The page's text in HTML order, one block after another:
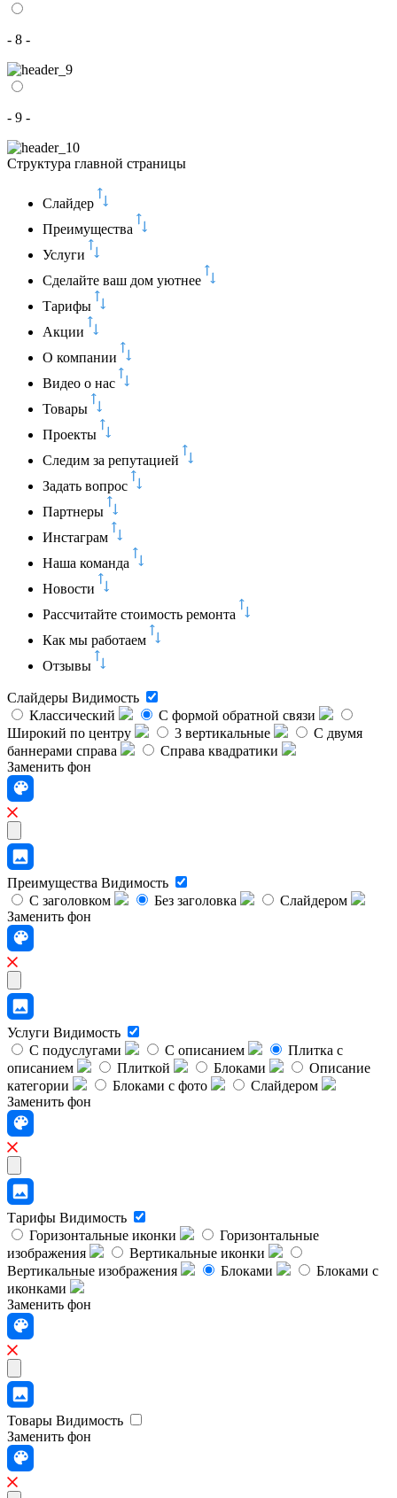
- 8 -
- 9 -
Структура главной страницы
Слайдер
Преимущества
Услуги
Сделайте ваш дом уютнее
Тарифы
Акции
О компании
Видео о нас
Товары
Проекты
Следим за репутацией
Задать вопрос
Партнеры
Инстаграм
Наша команда
Новости
Рассчитайте стоимость ремонта
Как мы работаем
Отзывы
Слайдеры Видимость
Классический
C формой обратной связи
Широкий по центру
3 вертикальные
С двумя
баннерами справа
Справа квадратики
Заменить фон
Преимущества Видимость
С заголовком
Без заголовка
Слайдером
Заменить фон
Услуги Видимость
С подуслугами
С описанием
Плитка с
описанием
Плиткой Блоками
Описание
категории
Блоками с фото
Слайдером
Заменить фон
Тарифы Видимость
Горизонтальные иконки
Горизонтальные
изображения
Вертикальные иконки
Вертикальные изображения
Блоками
Блоками с
иконками
Заменить фон
Товары Видимость
Заменить фон